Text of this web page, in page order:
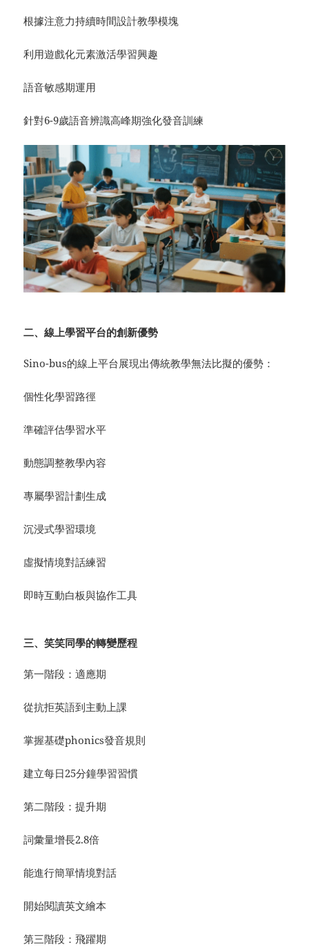
根據注意力持續時間設計教學模塊
利用遊戲化元素激活學習興趣
語音敏感期運用
針對6-9歲語音辨識高峰期強化發音訓練
二、線上學習平台的創新優勢
Sino-bus的線上平台展現出傳統教學無法比擬的優勢：
個性化學習路徑
準確評估學習水平
動態調整教學內容
專屬學習計劃生成
沉浸式學習環境
虛擬情境對話練習
即時互動白板與協作工具
三、笑笑同學的轉變歷程
第一階段：適應期
從抗拒英語到主動上課
掌握基礎phonics發音規則
建立每日25分鐘學習習慣
第二階段：提升期
詞彙量增長2.8倍
能進行簡單情境對話
開始閱讀英文繪本
第三階段：飛躍期